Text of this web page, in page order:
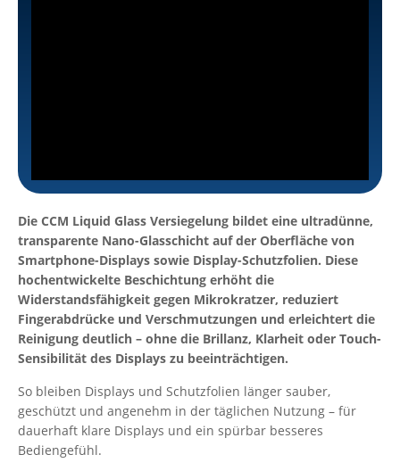
Die CCM Liquid Glass Versiegelung bildet eine ultradünne,
transparente Nano-Glasschicht auf der Oberfläche von
Smartphone-Displays sowie Display-Schutzfolien. Diese
hochentwickelte Beschichtung erhöht die
Widerstandsfähigkeit gegen Mikrokratzer, reduziert
Fingerabdrücke und Verschmutzungen und erleichtert die
Reinigung deutlich – ohne die Brillanz, Klarheit oder Touch-
Sensibilität des Displays zu beeinträchtigen.
So bleiben Displays und Schutzfolien länger sauber,
geschützt und angenehm in der täglichen Nutzung – für
dauerhaft klare Displays und ein spürbar besseres
Bediengefühl.